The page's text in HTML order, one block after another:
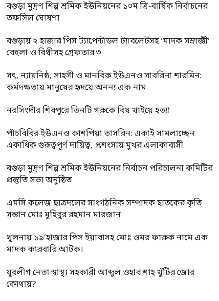
বগুড়া মুদ্রণ শিল্প শ্রমিক ইউনিয়নের ১০ম ত্রি-বার্ষিক নির্বাচনের
তফসিল ঘোষণা
বগুড়ায় ২ হাজার পিস ট্যাপেন্টাডল ট্যাবলেটসহ ‘মাদক সম্রাজ্ঞী’
বেহুলা ও বিথীসহ গ্রেফতার ৩
সৎ, ন্যায়নিষ্ঠ, সাহসী ও মানবিক ইউএনও সাবরিনা শারমিন:
কর্মদক্ষতায় মানুষের হৃদয়ে অনন্য এক নাম
নরসিংদীর শিবপুরে তিনটি গরুকে বিষ খাইয়ে হত্যা
পাঁচবিবির ইউএনও কাশপিয়া তাসরিন: একাই সামলাচ্ছেন
একাধিক গুরুত্বপূর্ণ দায়িত্ব, প্রশংসায় মুখর এলাকাবাসী
বগুড়া মুদ্রণ শিল্প শ্রমিক ইউনিয়নের নির্বাচন পরিচালনা কমিটির
প্রস্তুতি সভা অনুষ্ঠিত
এমসি কলেজ ছাত্রদলের সাংগঠনিক সম্পাদক ছাতকের কৃতি
সন্তান মোঃ মুহিবুর রহমান মারজান
খুলনায় ১৯’হাজার পিস ইয়াবাসহ মোঃ ওমর ফারুক নামে এক
মাদক কারবারি আটক।
যুবলীগ নেতা স্বাস্থ্য সহকারী আব্দুল ওহাব শাহ খুঁটির জোর
কোথায়?